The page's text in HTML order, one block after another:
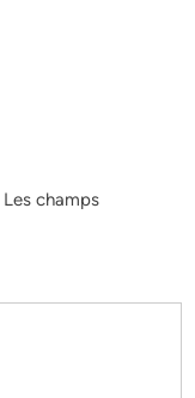
Les champs